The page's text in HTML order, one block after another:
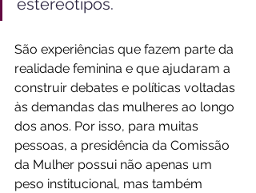
estereótipos.
São experiências que fazem parte da
realidade feminina e que ajudaram a
construir debates e políticas voltadas
às demandas das mulheres ao longo
dos anos. Por isso, para muitas
pessoas, a presidência da Comissão
da Mulher possui não apenas um
peso institucional, mas também